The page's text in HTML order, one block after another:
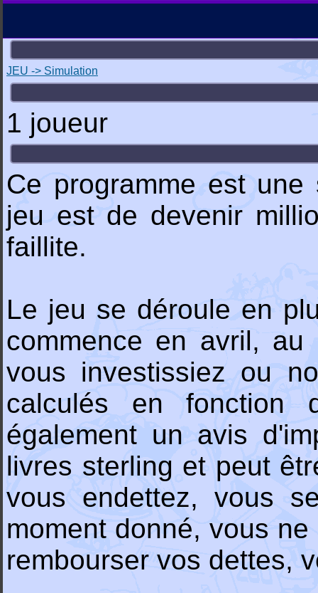
JEU -> Simulation
1 joueur
Ce programme est
jeu est de devenir
faillite.
Le jeu se déroule en
commence en avril,
vous investissiez ou
calculés en fonction
également un avis
livres sterling et peut
vous endettez, vous
moment donné, vous
rembourser vos dettes,